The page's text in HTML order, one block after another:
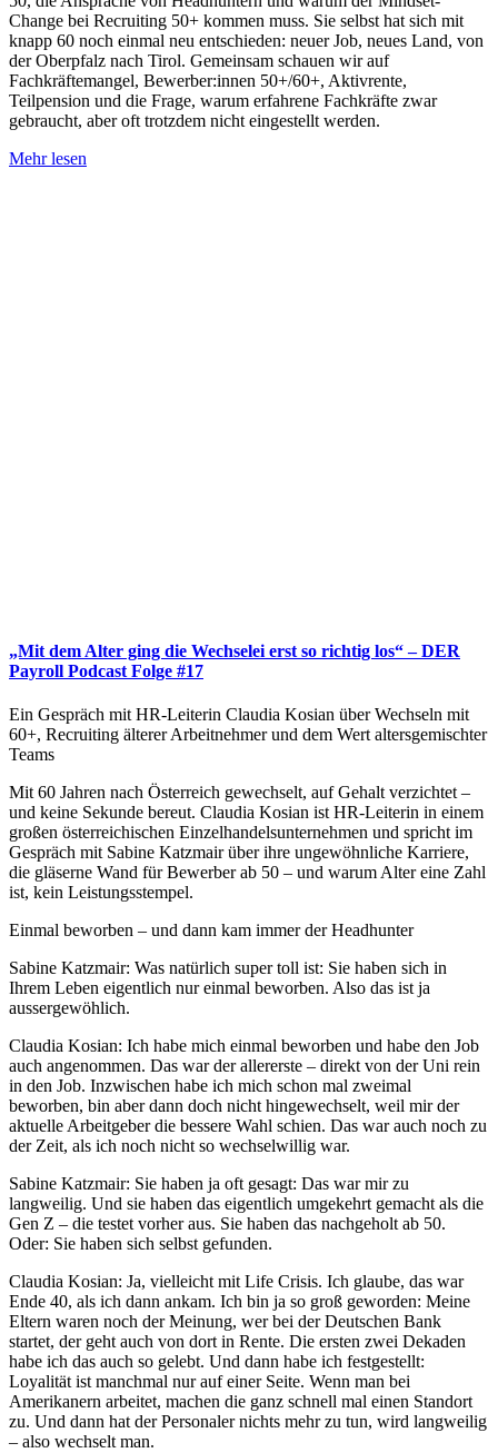
Change bei Recruiting 50+ kommen muss. Sie selbst hat sich mit
knapp 60 noch einmal neu entschieden: neuer Job, neues Land, von
der Oberpfalz nach Tirol. Gemeinsam schauen wir auf
Fachkräftemangel, Bewerber:innen 50+/60+, Aktivrente,
Teilpension und die Frage, warum erfahrene Fachkräfte zwar
gebraucht, aber oft trotzdem nicht eingestellt werden.
Mehr lesen
„Mit dem Alter ging die Wechselei erst so richtig los“ – DER
Payroll Podcast Folge #17
Ein Gespräch mit HR-Leiterin Claudia Kosian über Wechseln mit
60+, Recruiting älterer Arbeitnehmer und dem Wert altersgemischter
Teams
Mit 60 Jahren nach Österreich gewechselt, auf Gehalt verzichtet –
und keine Sekunde bereut. Claudia Kosian ist HR-Leiterin in einem
großen österreichischen Einzelhandelsunternehmen und spricht im
Gespräch mit Sabine Katzmair über ihre ungewöhnliche Karriere,
die gläserne Wand für Bewerber ab 50 – und warum Alter eine Zahl
ist, kein Leistungsstempel.
Einmal beworben – und dann kam immer der Headhunter
Sabine Katzmair: Was natürlich super toll ist: Sie haben sich in
Ihrem Leben eigentlich nur einmal beworben. Also das ist ja
aussergewöhlich.
Claudia Kosian: Ich habe mich einmal beworben und habe den Job
auch angenommen. Das war der allererste – direkt von der Uni rein
in den Job. Inzwischen habe ich mich schon mal zweimal
beworben, bin aber dann doch nicht hingewechselt, weil mir der
aktuelle Arbeitgeber die bessere Wahl schien. Das war auch noch zu
der Zeit, als ich noch nicht so wechselwillig war.
Sabine Katzmair: Sie haben ja oft gesagt: Das war mir zu
langweilig. Und sie haben das eigentlich umgekehrt gemacht als die
Gen Z – die testet vorher aus. Sie haben das nachgeholt ab 50.
Oder: Sie haben sich selbst gefunden.
Claudia Kosian: Ja, vielleicht mit Life Crisis. Ich glaube, das war
Ende 40, als ich dann ankam. Ich bin ja so groß geworden: Meine
Eltern waren noch der Meinung, wer bei der Deutschen Bank
startet, der geht auch von dort in Rente. Die ersten zwei Dekaden
habe ich das auch so gelebt. Und dann habe ich festgestellt:
Loyalität ist manchmal nur auf einer Seite. Wenn man bei
Amerikanern arbeitet, machen die ganz schnell mal einen Standort
zu. Und dann hat der Personaler nichts mehr zu tun, wird langweilig
– also wechselt man.